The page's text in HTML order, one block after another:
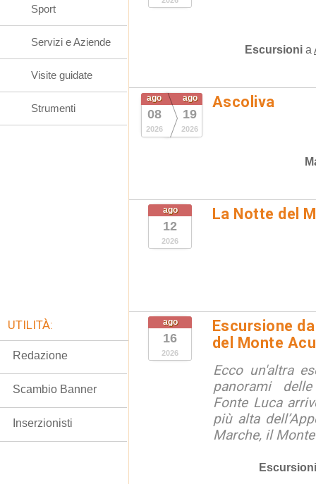
Escursioni a
ago
08
2026
ago
19
2026
Ascoliva
ago
12
2026
La Notte del
ago
16
2026
Escursione
del Monte
Ecco un'altra
panorami
Fonte Luca
più alta
Marche, il
Escursioni
Sport
Servizi e Aziende
Visite guidate
Strumenti
UTILITÀ:
Redazione
Scambio Banner
Inserzionisti